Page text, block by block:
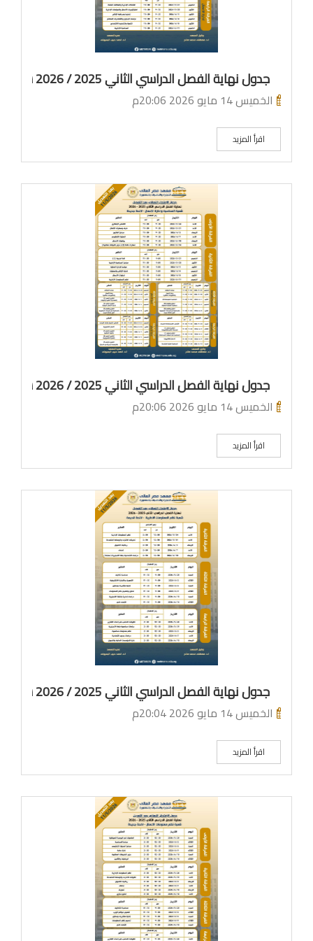
جدول نهاية الفصل الدراسي الثاني 2025 / 2026 شعبة المحاسبة وادارة الاعمال لائحة قديمة
الخميس 14 مايو 2026 20:06م
اقرأ المزيد
جدول نهاية الفصل الدراسي الثاني 2025 / 2026 شعبة المحاسبة وادارة الاعمال لائحة جديدة
الخميس 14 مايو 2026 20:06م
اقرأ المزيد
جدول نهاية الفصل الدراسي الثاني 2025 / 2026 شعبة نظم المعلومات الادارية لائحة قديمة
الخميس 14 مايو 2026 20:04م
اقرأ المزيد